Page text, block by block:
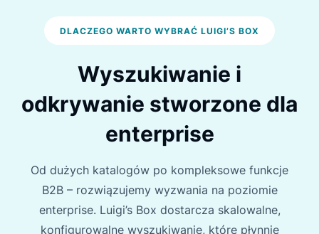
DLACZEGO WARTO WYBRAĆ LUIGI’S BOX
Wyszukiwanie i
odkrywanie stworzone dla
enterprise
Od dużych katalogów po kompleksowe funkcje
B2B – rozwiązujemy wyzwania na poziomie
enterprise. Luigi’s Box dostarcza skalowalne,
konfigurowalne wyszukiwanie, które płynnie